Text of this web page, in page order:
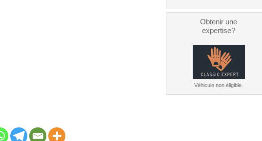
Obtenir une
expertise?
Véhicule non éligible.